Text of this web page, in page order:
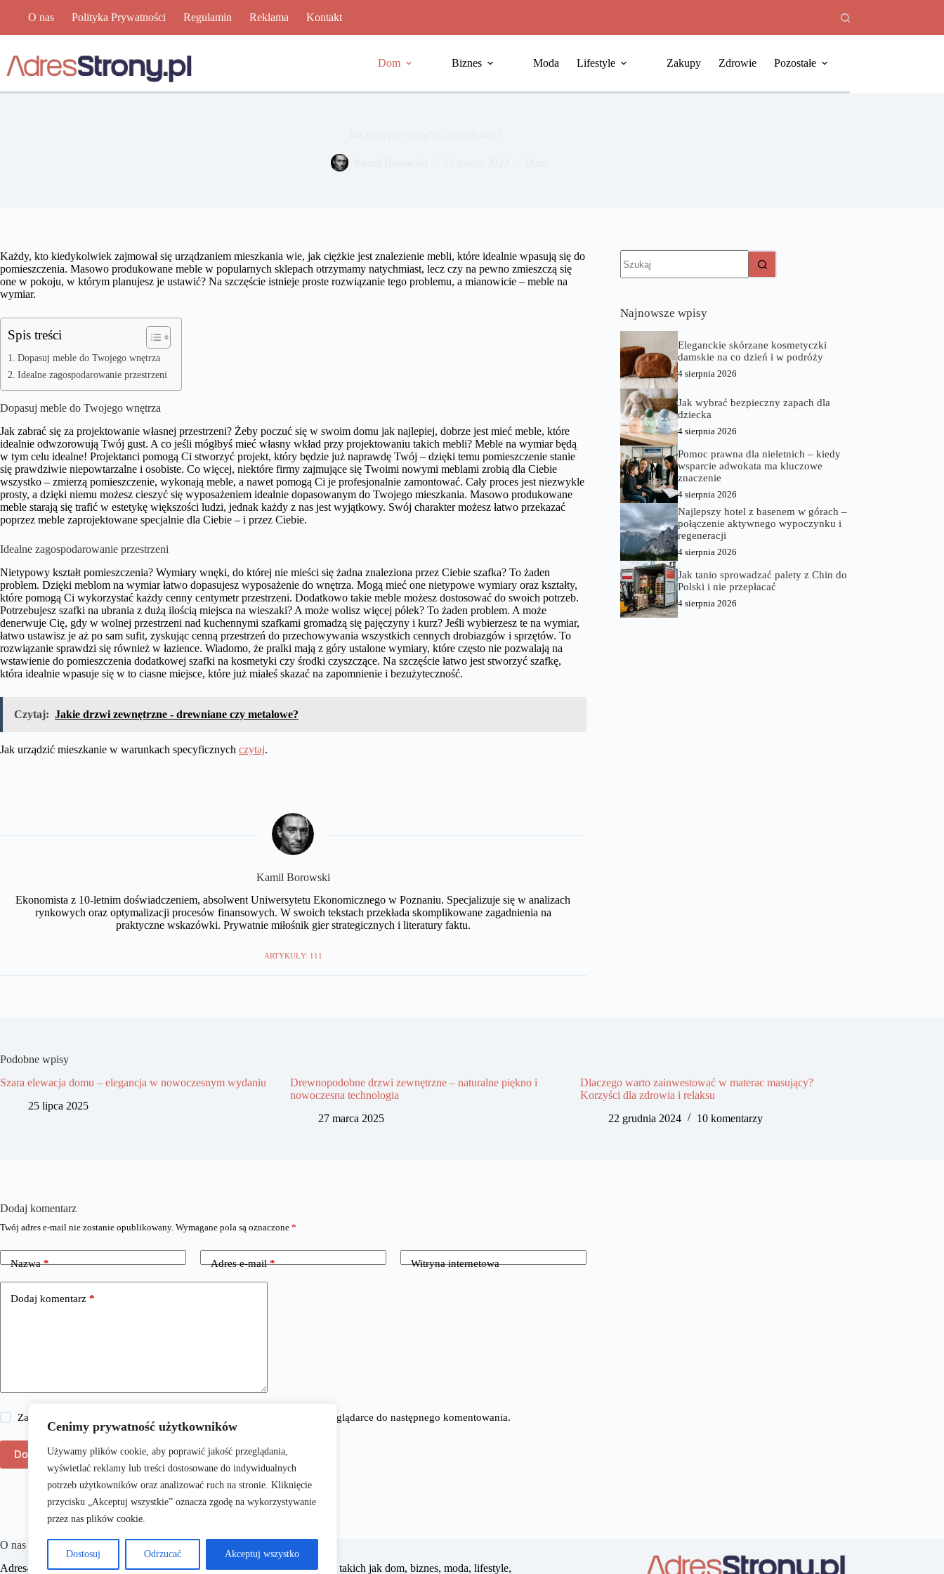
Cenimy prywatność użytkowników
Używamy plików cookie, aby poprawić jakość przeglądania,
wyświetlać reklamy lub treści dostosowane do indywidualnych
potrzeb użytkowników oraz analizować ruch na stronie. Kliknięcie
przycisku „Akceptuj wszystkie” oznacza zgodę na wykorzystywanie
przez nas plików cookie.
Dostosuj Odrzucać Akceptuj wszystko
O nas Polityka Prywatności Regulamin Reklama Kontakt
Dom Biznes Moda Lifestyle Zakupy Zdrowie Pozostałe
Każdy, kto kiedykolwiek zajmował się urządzaniem mieszkania wie, jak ciężkie jest znalezienie mebli, które idealnie wpasują się do
pomieszczenia. Masowo produkowane meble w popularnych sklepach otrzymamy natychmiast, lecz czy na pewno zmieszczą się
one w pokoju, w którym planujesz je ustawić? Na szczęście istnieje proste rozwiązanie tego problemu, a mianowicie – meble na
wymiar.
Spis treści
Dopasuj meble do Twojego wnętrza
Idealne zagospodarowanie przestrzeni
Dopasuj meble do Twojego wnętrza
Jak zabrać się za projektowanie własnej przestrzeni? Żeby poczuć się w swoim domu jak najlepiej, dobrze jest mieć meble, które
idealnie odwzorowują Twój gust. A co jeśli mógłbyś mieć własny wkład przy projektowaniu takich mebli? Meble na wymiar będą
w tym celu idealne! Projektanci pomogą Ci stworzyć projekt, który będzie już naprawdę Twój – dzięki temu pomieszczenie stanie
się prawdziwie niepowtarzalne i osobiste. Co więcej, niektóre firmy zajmujące się Twoimi nowymi meblami zrobią dla Ciebie
wszystko – zmierzą pomieszczenie, wykonają meble, a nawet pomogą Ci je profesjonalnie zamontować. Cały proces jest niezwykle
prosty, a dzięki niemu możesz cieszyć się wyposażeniem idealnie dopasowanym do Twojego mieszkania. Masowo produkowane
meble starają się trafić w estetykę większości ludzi, jednak każdy z nas jest wyjątkowy. Swój charakter możesz łatwo przekazać
poprzez meble zaprojektowane specjalnie dla Ciebie – i przez Ciebie.
Idealne zagospodarowanie przestrzeni
Nietypowy kształt pomieszczenia? Wymiary wnęki, do której nie mieści się żadna znaleziona przez Ciebie szafka? To żaden
problem. Dzięki meblom na wymiar łatwo dopasujesz wyposażenie do wnętrza. Mogą mieć one nietypowe wymiary oraz kształty,
które pomogą Ci wykorzystać każdy cenny centymetr przestrzeni. Dodatkowo takie meble możesz dostosować do swoich potrzeb.
Potrzebujesz szafki na ubrania z dużą ilością miejsca na wieszaki? A może wolisz więcej półek? To żaden problem. A może
denerwuje Cię, gdy w wolnej przestrzeni nad kuchennymi szafkami gromadzą się pajęczyny i kurz? Jeśli wybierzesz te na wymiar,
łatwo ustawisz je aż po sam sufit, zyskując cenną przestrzeń do przechowywania wszystkich cennych drobiazgów i sprzętów. To
rozwiązanie sprawdzi się również w łazience. Wiadomo, że pralki mają z góry ustalone wymiary, które często nie pozwalają na
wstawienie do pomieszczenia dodatkowej szafki na kosmetyki czy środki czyszczące. Na szczęście łatwo jest stworzyć szafkę,
która idealnie wpasuje się w to ciasne miejsce, które już miałeś skazać na zapomnienie i bezużyteczność.
Czytaj: Jakie drzwi zewnętrzne - drewniane czy metalowe?
Jak urządzić mieszkanie w warunkach specyficznych czytaj.
Kamil Borowski
Ekonomista z 10-letnim doświadczeniem, absolwent Uniwersytetu Ekonomicznego w Poznaniu. Specjalizuje się w analizach
rynkowych oraz optymalizacji procesów finansowych. W swoich tekstach przekłada skomplikowane zagadnienia na
praktyczne wskazówki. Prywatnie miłośnik gier strategicznych i literatury faktu.
ARTYKUŁY: 111
wyników
Najnowsze wpisy
Eleganckie skórzane kosmetyczki
damskie na co dzień i w podróży
4 sierpnia 2026
Jak wybrać bezpieczny zapach dla
dziecka
4 sierpnia 2026
Pomoc prawna dla nieletnich – kiedy
wsparcie adwokata ma kluczowe
znaczenie
4 sierpnia 2026
Najlepszy hotel z basenem w górach –
połączenie aktywnego wypoczynku i
regeneracji
4 sierpnia 2026
Jak tanio sprowadzać palety z Chin do
Polski i nie przepłacać
4 sierpnia 2026
Podobne wpisy
Szara elewacja domu – elegancja w nowoczesnym wydaniu
25 lipca 2025
Drewnopodobne drzwi zewnętrzne – naturalne piękno i
nowoczesna technologia
27 marca 2025
Dlaczego warto zainwestować w materac masujący?
Korzyści dla zdrowia i relaksu
22 grudnia 2024
10 komentarzy
Dodaj komentarz
Twój adres e-mail nie zostanie opublikowany. Wymagane pola są oznaczone *
Nazwa* Adres e-mail* Witryna internetowa
Dodaj komentarz *
Zapisz moje imię i nazwisko, adres e-mail i stronę internetową w tej przeglądarce do następnego komentowania.
Dodaj komentarz
O nas
​Adres-Strony.pl to portal internetowy oferujący różnorodne treści z dziedzin takich jak dom, biznes, moda, lifestyle,